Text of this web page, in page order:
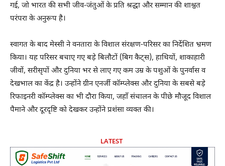
गई, जो भारत की सभी जीव-जंतुओं के प्रति श्रद्धा और सम्मान की शाश्वत
परंपरा के अनुरूप है।
स्वागत के बाद मेस्सी ने वनतारा के विशाल संरक्षण-परिसर का निर्देशित भ्रमण
किया। यह परिसर बचाए गए बड़े बिलौटों (बिग कैट्स), हाथियों, शाकाहारी
जीवों, सरीसृपों और दुनिया भर से लाए गए कम उम्र के पशुओं के पुनर्वास व
देखभाल का केंद्र है। उन्होंने ग्रीन एनर्जी कॉम्प्लेक्स और दुनिया के सबसे बड़े
रिफाइनरी कॉम्प्लेक्स का भी दौरा किया, जहाँ संचालन के पीछे मौजूद विशाल
पैमाने और दूरदृष्टि को देखकर उन्होंने प्रशंसा व्यक्त की।
LATEST